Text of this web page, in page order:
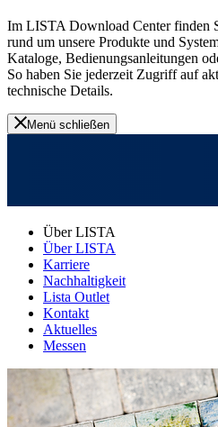
Im LISTA Download Center finden
rund um unsere Produkte und
Kataloge, Bedienungsanleitungen
So haben Sie jederzeit Zugriff auf
technische Details.
Menü schließen
Über LISTA
Über LISTA
Karriere
Nachhaltigkeit
Lista Outlet
Kontakt
Aktuelles
Messen